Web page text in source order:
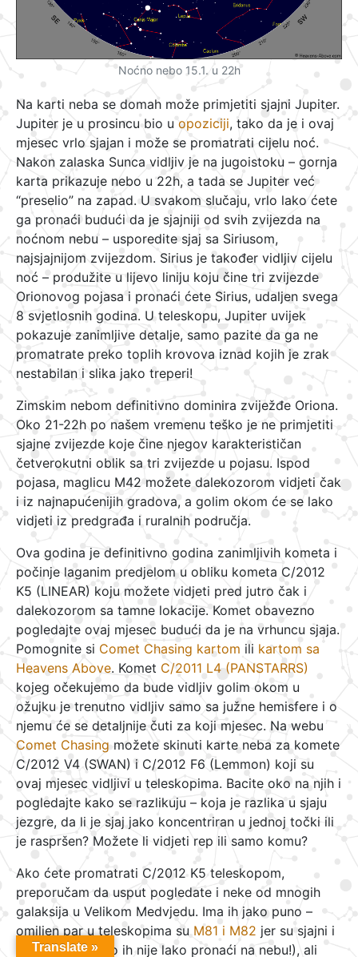
Noćno nebo 15.1. u 22h
Na karti neba se domah može primjetiti sjajni Jupiter.
Jupiter je u prosincu bio u opoziciji, tako da je i ovaj
mjesec vrlo sjajan i može se promatrati cijelu noć.
Nakon zalaska Sunca vidljiv je na jugoistoku – gornja
karta prikazuje nebo u 22h, a tada se Jupiter već
“preselio” na zapad. U svakom slučaju, vrlo lako ćete
ga pronaći budući da je sjajniji od svih zvijezda na
noćnom nebu – usporedite sjaj sa Siriusom,
najsjajnijom zvijezdom. Sirius je također vidljiv cijelu
noć – produžite u lijevo liniju koju čine tri zvijezde
Orionovog pojasa i pronaći ćete Sirius, udaljen svega
8 svjetlosnih godina. U teleskopu, Jupiter uvijek
pokazuje zanimljive detalje, samo pazite da ga ne
promatrate preko toplih krovova iznad kojih je zrak
nestabilan i slika jako treperi!
Zimskim nebom definitivno dominira zviježđe Oriona.
Oko 21-22h po našem vremenu teško je ne primjetiti
sjajne zvijezde koje čine njegov karakterističan
četverokutni oblik sa tri zvijezde u pojasu. Ispod
pojasa, maglicu M42 možete dalekozorom vidjeti čak
i iz najnapućenijih gradova, a golim okom će se lako
vidjeti iz predgrađa i ruralnih područja.
Ova godina je definitivno godina zanimljivih kometa i
počinje laganim predjelom u obliku kometa C/2012
K5 (LINEAR) koju možete vidjeti pred jutro čak i
dalekozorom sa tamne lokacije. Komet obavezno
pogledajte ovaj mjesec budući da je na vrhuncu sjaja.
Pomognite si Comet Chasing kartom ili kartom sa
Heavens Above. Komet C/2011 L4 (PANSTARRS)
kojeg očekujemo da bude vidljiv golim okom u
ožujku je trenutno vidljiv samo sa južne hemisfere i o
njemu će se detaljnije čuti za koji mjesec. Na webu
Comet Chasing možete skinuti karte neba za komete
C/2012 V4 (SWAN) i C/2012 F6 (Lemmon) koji su
ovaj mjesec vidljivi u teleskopima. Bacite oko na njih i
pogledajte kako se razlikuju – koja je razlika u sjaju
jezgre, da li je sjaj jako koncentriran u jednoj točki ili
je raspršen? Možete li vidjeti rep ili samo komu?
Ako ćete promatrati C/2012 K5 teleskopom,
preporučam da usput pogledate i neke od mnogih
galaksija u Velikom Medvjedu. Ima ih jako puno –
omiljen par u teleskopima su M81 i M82 jer su sjajni i
lako vidljivi (iako ih nije lako pronaći na nebu!), ali
Translate »